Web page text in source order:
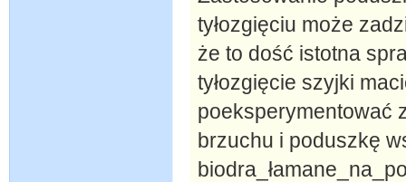
tyłozgięciu może
że to dość istotna
tyłozgięcie szyjki
poeksperymentować
brzuchu i poduszkę